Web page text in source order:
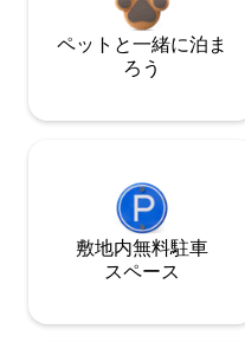
ペットと一緒に泊ま
ろう
敷地内無料駐⁠車
ス⁠ペ⁠ー⁠ス